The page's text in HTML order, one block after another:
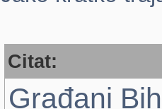
Citat:
Građani